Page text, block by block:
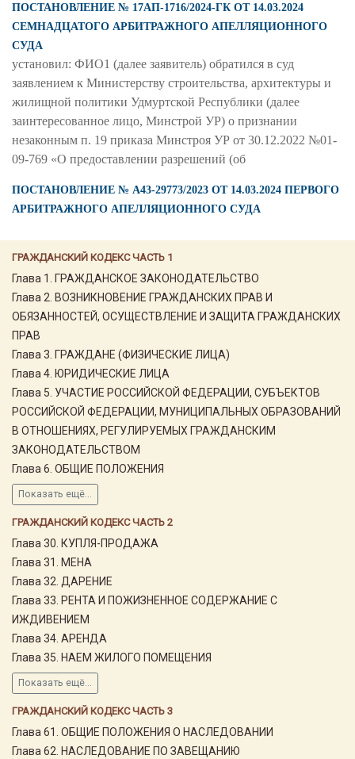
ГРАЖДАНСКИЙ КОДЕКС ЧАСТЬ 1
Глава 1. ГРАЖДАНСКОЕ ЗАКОНОДАТЕЛЬСТВО
Глава 2. ВОЗНИКНОВЕНИЕ ГРАЖДАНСКИХ ПРАВ И
ОБЯЗАННОСТЕЙ, ОСУЩЕСТВЛЕНИЕ И ЗАЩИТА ГРАЖДАНСКИХ
ПРАВ
Глава 3. ГРАЖДАНЕ (ФИЗИЧЕСКИЕ ЛИЦА)
Глава 4. ЮРИДИЧЕСКИЕ ЛИЦА
Глава 5. УЧАСТИЕ РОССИЙСКОЙ ФЕДЕРАЦИИ, СУБЪЕКТОВ
РОССИЙСКОЙ ФЕДЕРАЦИИ, МУНИЦИПАЛЬНЫХ ОБРАЗОВАНИЙ
В ОТНОШЕНИЯХ, РЕГУЛИРУЕМЫХ ГРАЖДАНСКИМ
ЗАКОНОДАТЕЛЬСТВОМ
Глава 6. ОБЩИЕ ПОЛОЖЕНИЯ
Показать ещё...
ГРАЖДАНСКИЙ КОДЕКС ЧАСТЬ 2
Глава 30. КУПЛЯ-ПРОДАЖА
Глава 31. МЕНА
Глава 32. ДАРЕНИЕ
Глава 33. РЕНТА И ПОЖИЗНЕННОЕ СОДЕРЖАНИЕ С
ИЖДИВЕНИЕМ
Глава 34. АРЕНДА
Глава 35. НАЕМ ЖИЛОГО ПОМЕЩЕНИЯ
Показать ещё...
ГРАЖДАНСКИЙ КОДЕКС ЧАСТЬ 3
Глава 61. ОБЩИЕ ПОЛОЖЕНИЯ О НАСЛЕДОВАНИИ
Глава 62. НАСЛЕДОВАНИЕ ПО ЗАВЕЩАНИЮ
ПОСТАНОВЛЕНИЕ № 17АП-1716/2024-ГК ОТ 14.03.2024
СЕМНАДЦАТОГО АРБИТРАЖНОГО АПЕЛЛЯЦИОННОГО
СУДА
установил: ФИО1 (далее заявитель) обратился в суд
заявлением к Министерству строительства, архитектуры и
жилищной политики Удмуртской Республики (далее
заинтересованное лицо, Минстрой УР) о признании
незаконным п. 19 приказа Минстроя УР от 30.12.2022 №01-
09-769 «О предоставлении разрешений (об
ПОСТАНОВЛЕНИЕ № А43-29773/2023 ОТ 14.03.2024 ПЕРВОГО
АРБИТРАЖНОГО АПЕЛЛЯЦИОННОГО СУДА